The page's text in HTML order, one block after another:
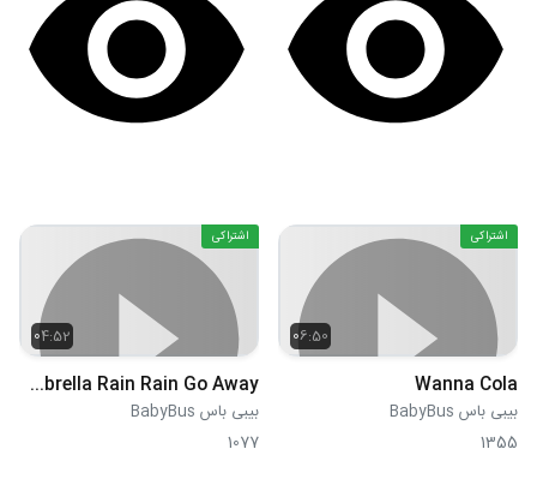
06:50
اشتراکی
Wanna Cola
بیبی باس BabyBus
1355
04:52
اشتراکی
Umbrella Rain Rain Go Away
بیبی باس BabyBus
1077